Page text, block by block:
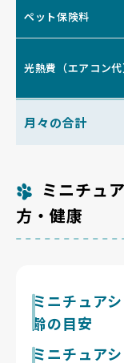
ペット保険料
光熱費（エアコン代
月々の合計
ミニチュ
方・健康
ミニチュア
齢の目安
ミニチュアシュ
ミニチュア